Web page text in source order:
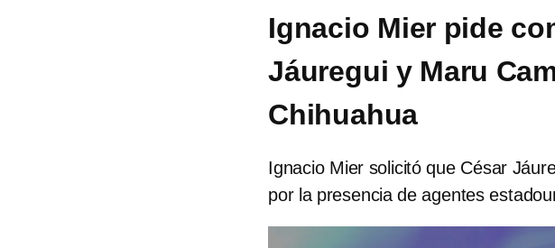
Ignacio Mier pide
Jáuregui y Maru
Chihuahua
Ignacio Mier solicitó que César
por la presencia de agentes